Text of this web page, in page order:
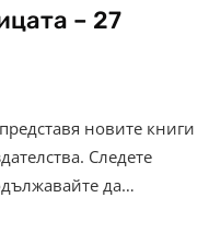
– 27
новите книги
Следете
да…